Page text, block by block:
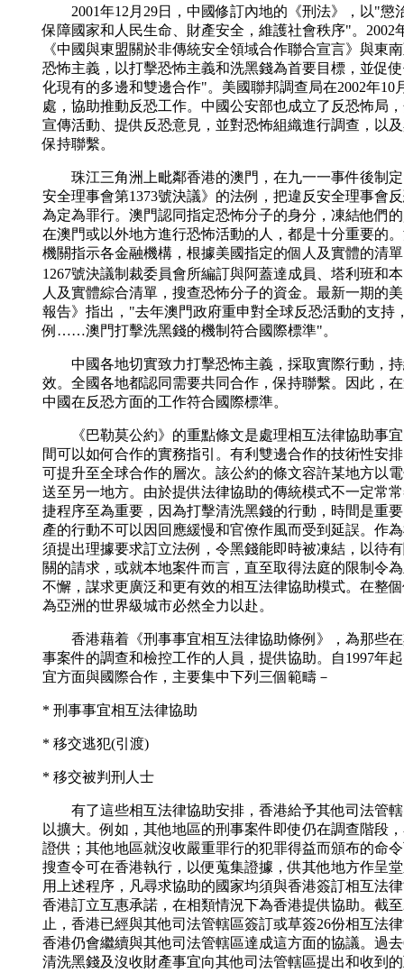
2001年12月29日，中國修訂內地的《刑法》，以"懲
保障國家和人民生命、財產安全，維護社會秩序"。2002
《中國與東盟關於非傳統安全領域合作聯合宣言》與東
恐怖主義，以打擊恐怖主義和洗黑錢為首要目標，並促
化現有的多邊和雙邊合作"。美國聯邦調查局在2002年10
處，協助推動反恐工作。中國公安部也成立了反恐怖局
宣傳活動、提供反恐意見，並對恐怖組織進行調查，以
保持聯繫。
珠江三角洲上毗鄰香港的澳門，在九一一事件後制定
安全理事會第1373號決議》的法例，把違反安全理事會
為定為罪行。澳門認同指定恐怖分子的身分，凍結他們
在澳門或以外地方進行恐怖活動的人，都是十分重要的
機關指示各金融機構，根據美國指定的個人及實體的清
1267號決議制裁委員會所編訂與阿蓋達成員、塔利班和
人及實體綜合清單，搜查恐怖分子的資金。最新一期的
報告》指出，"去年澳門政府重申對全球反恐活動的支持
例……澳門打擊洗黑錢的機制符合國際標準"。
中國各地切實致力打擊恐怖主義，採取實際行動，持
效。全國各地都認同需要共同合作，保持聯繫。因此，
中國在反恐方面的工作符合國際標準。
《巴勒莫公約》的重點條文是處理相互法律協助事宜
間可以如何合作的實務指引。有利雙邊合作的技術性安
可提升至全球合作的層次。該公約的條文容許某地方以
送至另一地方。由於提供法律協助的傳統模式不一定常
捷程序至為重要，因為打擊清洗黑錢的行動，時間是重
產的行動不可以因回應緩慢和官僚作風而受到延誤。作
須提出理據要求訂立法例，令黑錢能即時被凍結，以待
關的請求，或就本地案件而言，直至取得法庭的限制令
不懈，謀求更廣泛和更有效的相互法律協助模式。在整
為亞洲的世界級城市必然全力以赴。
香港藉着《刑事事宜相互法律協助條例》，為那些在
事案件的調查和檢控工作的人員，提供協助。自1997年
宜方面與國際合作，主要集中下列三個範疇－
* 刑事事宜相互法律協助
* 移交逃犯(引渡)
* 移交被判刑人士
有了這些相互法律協助安排，香港給予其他司法管轄
以擴大。例如，其他地區的刑事案件即使仍在調查階段
證供；其他地區就沒收嚴重罪行的犯罪得益而頒布的命
搜查令可在香港執行，以便蒐集證據，供其他地方作呈
用上述程序，凡尋求協助的國家均須與香港簽訂相互法
香港訂立互惠承諾，在相類情況下為香港提供協助。截至
止，香港已經與其他司法管轄區簽訂或草簽26份相互法
香港仍會繼續與其他司法管轄區達成這方面的協議。過
清洗黑錢及沒收財產事宜向其他司法管轄區提出和收到